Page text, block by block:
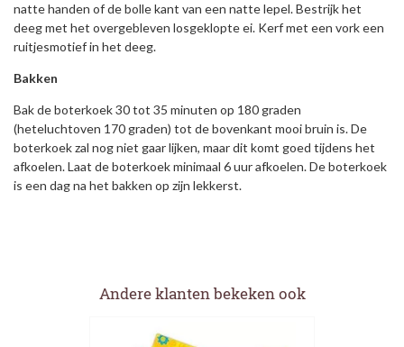
natte handen of de bolle kant van een natte lepel. Bestrijk het
deeg met het overgebleven losgeklopte ei. Kerf met een vork een
ruitjesmotief in het deeg.
Bakken
Bak de boterkoek 30 tot 35 minuten op 180 graden
(heteluchtoven 170 graden) tot de bovenkant mooi bruin is. De
boterkoek zal nog niet gaar lijken, maar dit komt goed tijdens het
afkoelen. Laat de boterkoek minimaal 6 uur afkoelen. De boterkoek
is een dag na het bakken op zijn lekkerst.
Andere klanten bekeken ook